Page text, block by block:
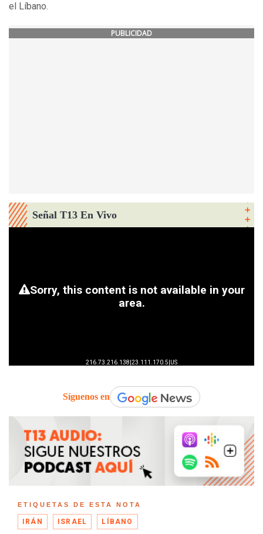
el Líbano.
PUBLICIDAD
Señal T13 En Vivo
Síguenos en
ETIQUETAS DE ESTA NOTA
IRÁN ISRAEL LÍBANO